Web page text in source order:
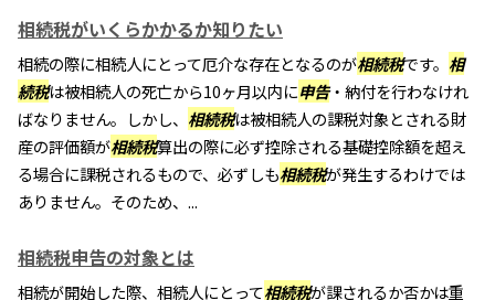
相続税がいくらかかるか知りたい
相続の際に相続人にとって厄介な存在となるのが相続税です。 相
続税は被相続人の死亡から10ヶ月以内に申告・納付を行わなけれ
ばなりません。しかし、 相続税は被相続人の課税対象とされる財
産の評価額が相続税算出の際に必ず控除される基礎控除額を超え
る場合に課税されるもので、必ずしも相続税が発生するわけでは
ありません。そのため、...
相続税申告の対象とは
相続が開始した際、相続人にとって相続税が課されるか否かは重